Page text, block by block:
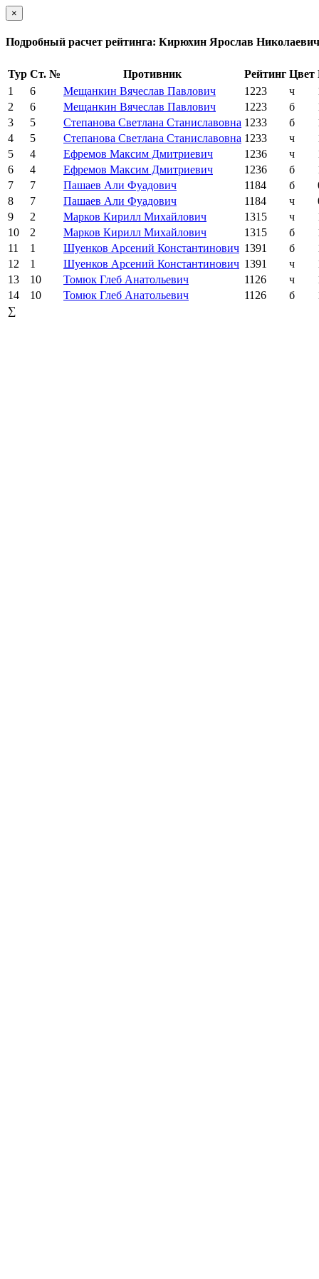
×
Подробный расчет рейтинга: Кирюхин Ярослав Николаевич
Тур Ст. № Противник Рейтинг Цвет
1
6 Мещанкин Вячеслав Павлович 1223 ч
2
6 Мещанкин Вячеслав Павлович 1223 б
3
5 Степанова Светлана Станиславовна 1233 б
4
5 Степанова Светлана Станиславовна 1233 ч
5
4 Ефремов Максим Дмитриевич 1236 ч
6
4 Ефремов Максим Дмитриевич 1236 б
7
7 Пашаев Али Фуадович 1184 б
8
7 Пашаев Али Фуадович 1184 ч
9
2 Марков Кирилл Михайлович 1315 ч
10
2 Марков Кирилл Михайлович 1315 б
11
1 Шуенков Арсений Константинович 1391 б
12
1 Шуенков Арсений Константинович 1391 ч
13
10 Томюк Глеб Анатольевич 1126 ч
14
10 Томюк Глеб Анатольевич 1126 б
∑